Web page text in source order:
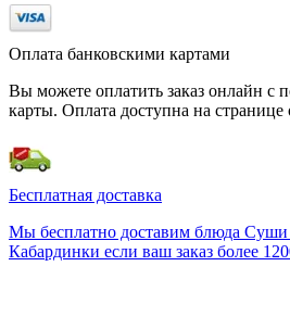
Оплата банковскими картами
Вы можете оплатить заказ онлайн с
карты. Оплата доступна на странице
Бесплатная доставка
Мы бесплатно доставим блюда
Кабардинки если ваш заказ более